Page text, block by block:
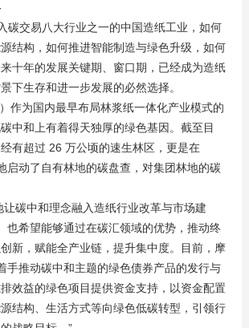
交易八大行业之一的中国造纸工业，如何
结构，如何推进智能制造与绿色升级，如何
十年的发展关键期、窗口期，已经成为造纸
下生存和进一步发展的必然选择。
为国内最早布局林浆纸一体化产业模式的
中和上有着得天独厚的绿色基因。截至目
有超过 26 万公顷的速生林区，更是在
启动了自有林地的碳盘查，对集团林地的碳
中和理念融入造纸行业改革与市场建
也希望能够通过在碳汇领域的优势，推动终
新，赋能全产业链，提升集中度。目前，摩
手推动碳中和主题的绿色债券产品的发行与
效益的绿色项目提供资金支持，以资金配置
结构、生活方式等向绿色低碳转型，引领行